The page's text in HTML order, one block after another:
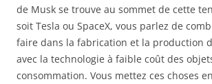
de Musk se trouve au sommet de cette
soit Tesla ou SpaceX, vous parlez de
faire dans la fabrication et la production
avec la technologie à faible coût des
consommation. Vous mettez ces choses